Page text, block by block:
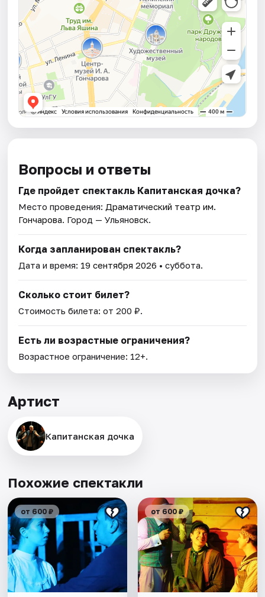
Вопросы и ответы
Где пройдет спектакль Капитанская дочка?
Место проведения: Драматический театр им.
Гончарова. Город — Ульяновск.
Когда запланирован спектакль?
Дата и время: 19 сентября 2026 • суббота.
Сколько стоит билет?
Стоимость билета: от 200 ₽.
Есть ли возрастные ограничения?
Возрастное ограничение: 12+.
Артист
Капитанская дочка
Похожие спектакли
от 600 ₽ от 600 ₽